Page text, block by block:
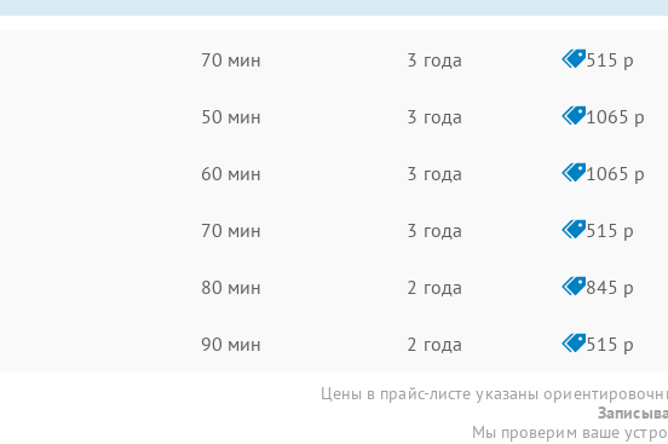
70 мин 3 года 515 р
50 мин 3 года 1065 р
60 мин 3 года 1065 р
70 мин 3 года 515 р
80 мин 2 года 845 р
90 мин 2 года 515 р
Цены в прайс-листе указаны
Мы проверим ваше